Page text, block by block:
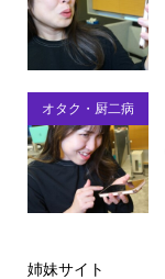
オタク・厨二病
姉妹サイト